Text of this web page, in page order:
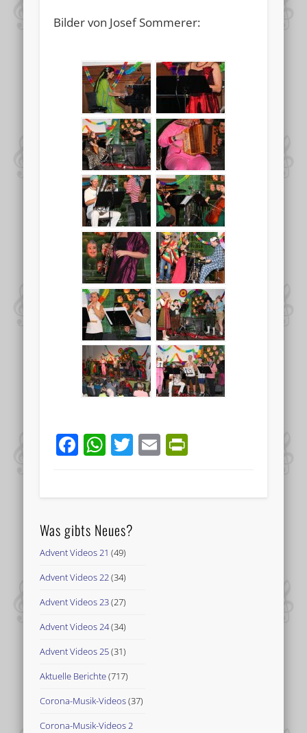
Bilder von Josef Sommerer:
Facebook
WhatsApp
Twitter
Email
Was gibts Neues?
Advent Videos 21 (49)
Advent Videos 22(34)
Advent Videos 23(27)
Advent Videos 24(34)
Advent Videos 25(31)
Aktuelle Berichte(717)
Corona-Musik-Videos(37)
Corona-Musik-Videos 2